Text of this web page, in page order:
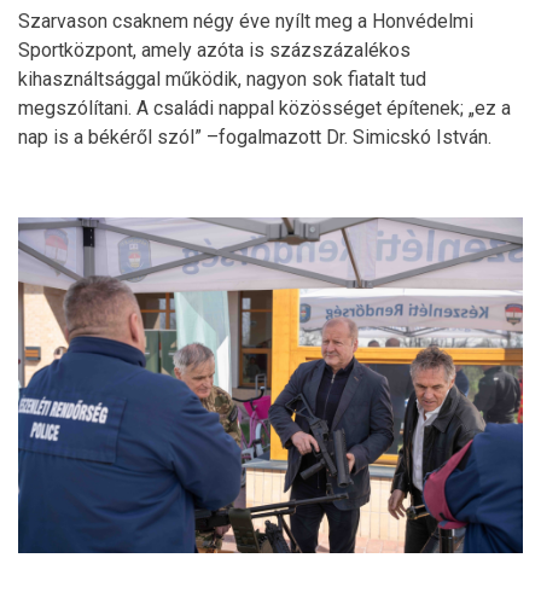
Szarvason csaknem négy éve nyílt meg a Honvédelmi
Sportközpont, amely azóta is százszázalékos
kihasználtsággal működik, nagyon sok fiatalt tud
megszólítani. A családi nappal közösséget építenek; „ez a
nap is a békéről szól” –fogalmazott Dr. Simicskó István.